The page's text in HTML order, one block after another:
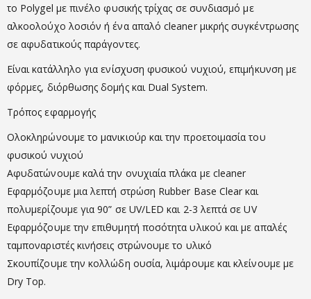
το Polygel με πινέλο φυσικής τρίχας σε συνδιασμό με
αλκοολούχο λοσιόν ή ένα απαλό cleaner μικρής συγκέντρωσης
σε αφυδατικούς παράγοντες.
Είναι κατάλληλο για ενίσχυση φυσικού νυχιού, επιμήκυνση με
φόρμες, διόρθωσης δομής και Dual System.
Τρόπος εφαρμογής
Ολοκληρώνουμε το μανικιούρ και την προετοιμασία του
φυσικού νυχιού
Αφυδατώνουμε καλά την ονυχιαία πλάκα με cleaner
Εφαρμόζουμε μια λεπτή στρώση Rubber Base Clear και
πολυμερίζουμε για 90” σε UV/LED και 2-3 λεπτά σε UV
Εφαρμόζουμε την επιθυμητή ποσότητα υλικού και με απαλές
ταμποναριστές κινήσεις στρώνουμε το υλικό
Σκουπίζουμε την κολλώδη ουσία, λιμάρουμε και κλείνουμε με
Dry Top.